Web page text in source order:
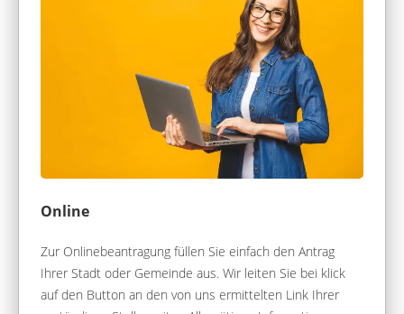
Online
Zur Onlinebeantragung füllen Sie einfach den Antrag
Ihrer Stadt oder Gemeinde aus. Wir leiten Sie bei klick
auf den Button an den von uns ermittelten Link Ihrer